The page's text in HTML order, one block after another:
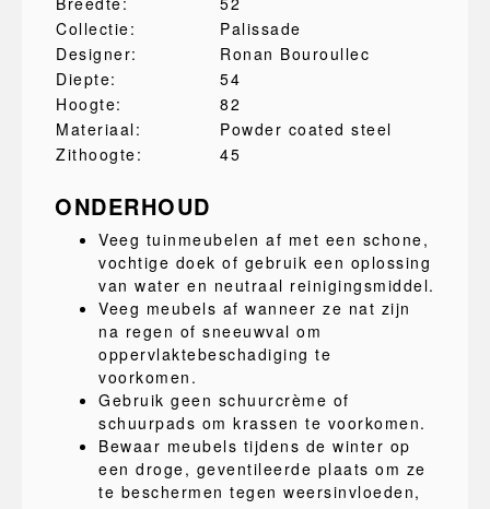
Collectie:
Palissade
Designer:
Ronan Bouroullec
Diepte:
54
Hoogte:
82
Materiaal:
Powder coated steel
Zithoogte:
45
ONDERHOUD
Veeg tuinmeubelen af met een schone,
vochtige doek of gebruik een oplossing
van water en neutraal reinigingsmiddel.
Veeg meubels af wanneer ze nat zijn
na regen of sneeuwval om
oppervlaktebeschadiging te
voorkomen.
Gebruik geen schuurcrème of
schuurpads om krassen te voorkomen.
Bewaar meubels tijdens de winter op
een droge, geventileerde plaats om ze
te beschermen tegen weersinvloeden,